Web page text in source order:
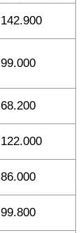
142.900
99.000
68.200
122.000
86.000
99.800